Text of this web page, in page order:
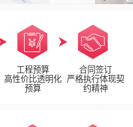
工程预算
高性价比透明化
预算
合同签订
严格执行体现契
约精神